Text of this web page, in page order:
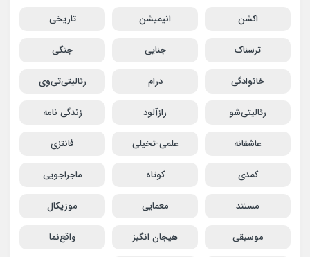
اکشن انیمیشن تاریخی
ترسناک جنایی جنگی
خانوادگی درام رئالیتی‌تی‌وی
رئالیتی‌شو رازآلود زندگی نامه
عاشقانه علمی-تخیلی فانتزی
کمدی کوتاه ماجراجویی
مستند معمایی موزیکال
موسیقی هیجان انگیز واقع‌نما